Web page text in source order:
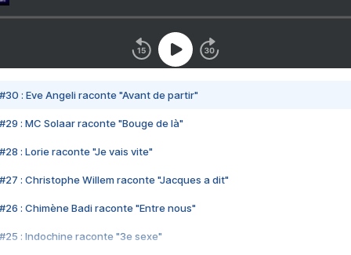
#30 : Eve Angeli raconte "Avant de partir"
#29 : MC Solaar raconte "Bouge de là"
#28 : Lorie raconte "Je vais vite"
#27 : Christophe Willem raconte "Jacques a dit"
#26 : Chimène Badi raconte "Entre nous"
#25 : Indochine raconte "3e sexe"